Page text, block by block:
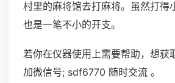
村里的麻将馆去打麻将。虽然打得
也是一笔不小的开支。
若你在仪器使用上需要帮助，想获
加微信号; sdf6770 随时交流 。